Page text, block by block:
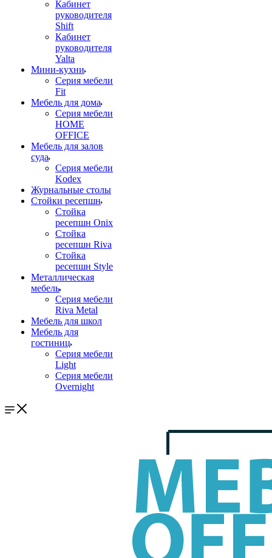
Кабинет
руководителя
Shift
Кабинет
руководителя
Yalta
Мини-кухни
Серия мебели
Fit
Мебель для дома
Серия мебели
HOME
OFFICE
Мебель для залов
суда
Серия мебели
Kodex
Журнальные столы
Стойки ресепшн
Стойка
ресепшн Onix
Стойка
ресепшн Riva
Стойка
ресепшн Style
Металлическая
мебель
Серия мебели
Riva Metal
Мебель для школ
Мебель для
гостиниц
Серия мебели
Light
Серия мебели
Overnight